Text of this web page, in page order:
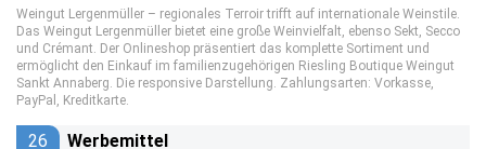
Weingut Lergenmüller – regionales Terroir trifft auf internationale Weinstile.
Das Weingut Lergenmüller bietet eine große Weinvielfalt, ebenso Sekt, Secco
und Crémant. Der Onlineshop präsentiert das komplette Sortiment und
ermöglicht den Einkauf im familienzugehörigen Riesling Boutique Weingut
Sankt Annaberg. Die responsive Darstellung. Zahlungsarten: Vorkasse,
PayPal, Kreditkarte.
26 Werbemittel